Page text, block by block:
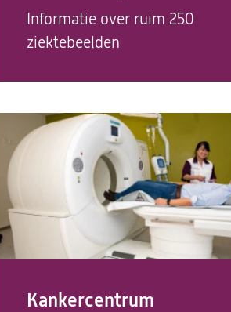
Informatie over ruim 250
ziektebeelden
Kankercentrum